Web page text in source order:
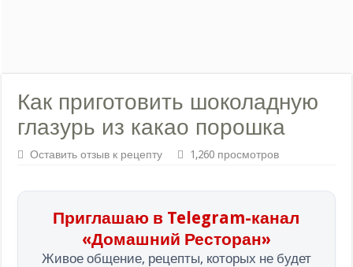
Как приготовить шоколадную
глазурь из какао порошка
Оставить отзыв к рецепту 1,260 просмотров
Приглашаю в Telegram-канал
«Домашний Ресторан»
Живое общение, рецепты, которых не будет